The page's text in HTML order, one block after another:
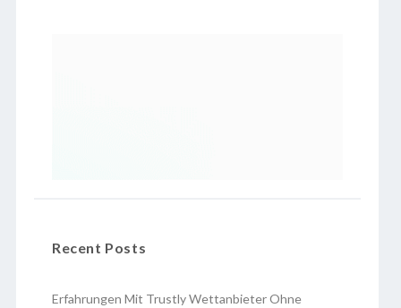
Recent Posts
Erfahrungen Mit Trustly Wettanbieter Ohne